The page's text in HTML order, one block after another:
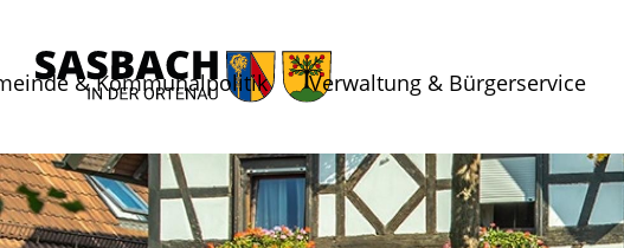
& Kommunalpolitik Verwaltung & Bürgerservice